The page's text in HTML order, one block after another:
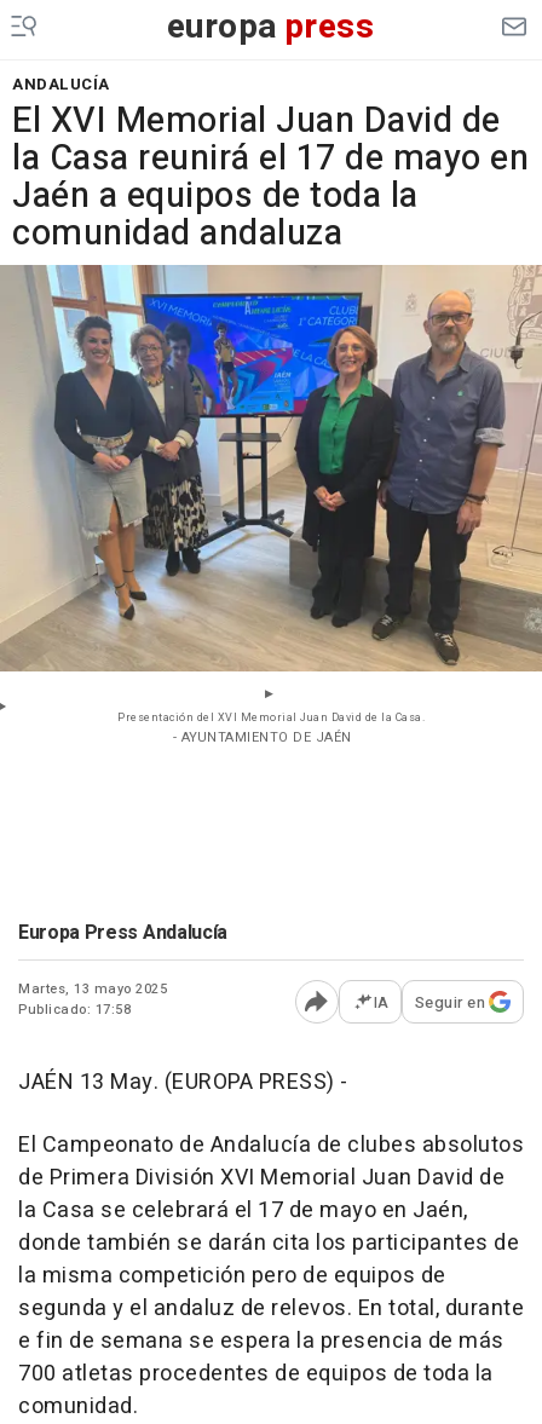
europa press
ANDALUCÍA
El XVI Memorial Juan David de
la Casa reunirá el 17 de mayo en
Jaén a equipos de toda la
comunidad andaluza
Presentación del XVI Memorial Juan David de la Casa.
- AYUNTAMIENTO DE JAÉN
Europa Press Andalucía
Martes, 13 mayo 2025
Publicado: 17:58
Abrir opciones para
IA Seguir en
JAÉN 13 May. (EUROPA PRESS) -
El Campeonato de Andalucía de clubes absolutos
de Primera División XVI Memorial Juan David de
la Casa se celebrará el 17 de mayo en Jaén,
donde también se darán cita los participantes de
la misma competición pero de equipos de
segunda y el andaluz de relevos. En total, durante
e fin de semana se espera la presencia de más
700 atletas procedentes de equipos de toda la
comunidad.